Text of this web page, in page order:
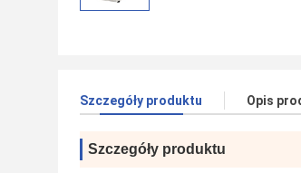
Szczegóły produktu Opis
Szczegóły produktu